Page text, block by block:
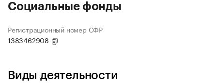
Социальные фонды
Регистрационный номер СФР
1383462908
Виды деятельности